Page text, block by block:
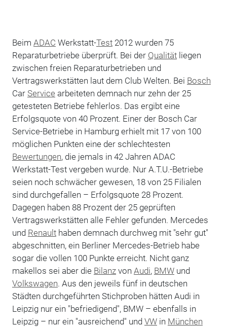
Beim ADAC Werkstatt-Test2012 wurden 75
Reparaturbetriebe überprüft. Bei der Qualitätliegen
zwischen freien Reparaturbetrieben und
Vertragswerkstätten laut dem Club Welten. Bei Bosch
Car Service arbeiteten demnach nur zehn der 25
getesteten Betriebe fehlerlos. Das ergibt eine
Erfolgsquote von 40 Prozent. Einer der Bosch Car
Service-Betriebe in Hamburg erhielt mit 17 von 100
möglichen Punkten eine der schlechtesten
Bewertungen, die jemals in 42 Jahren ADAC
Werkstatt-Test vergeben wurde. Nur A.T.U.-Betriebe
seien noch schwächer gewesen, 18 von 25 Filialen
sind durchgefallen – Erfolgsquote 28 Prozent.
Dagegen haben 88 Prozent der 25 geprüften
Vertragswerkstätten alle Fehler gefunden. Mercedes
und Renaulthaben demnach durchweg mit "sehr gut"
abgeschnitten, ein Berliner Mercedes-Betrieb habe
sogar die vollen 100 Punkte erreicht. Nicht ganz
makellos sei aber die Bilanzvon Audi, BMWund
Volkswagen. Aus den jeweils fünf in deutschen
Städten durchgeführten Stichproben hätten Audi in
Leipzig nur ein "befriedigend", BMW – ebenfalls in
Leipzig – nur ein "ausreichend" und VWin München